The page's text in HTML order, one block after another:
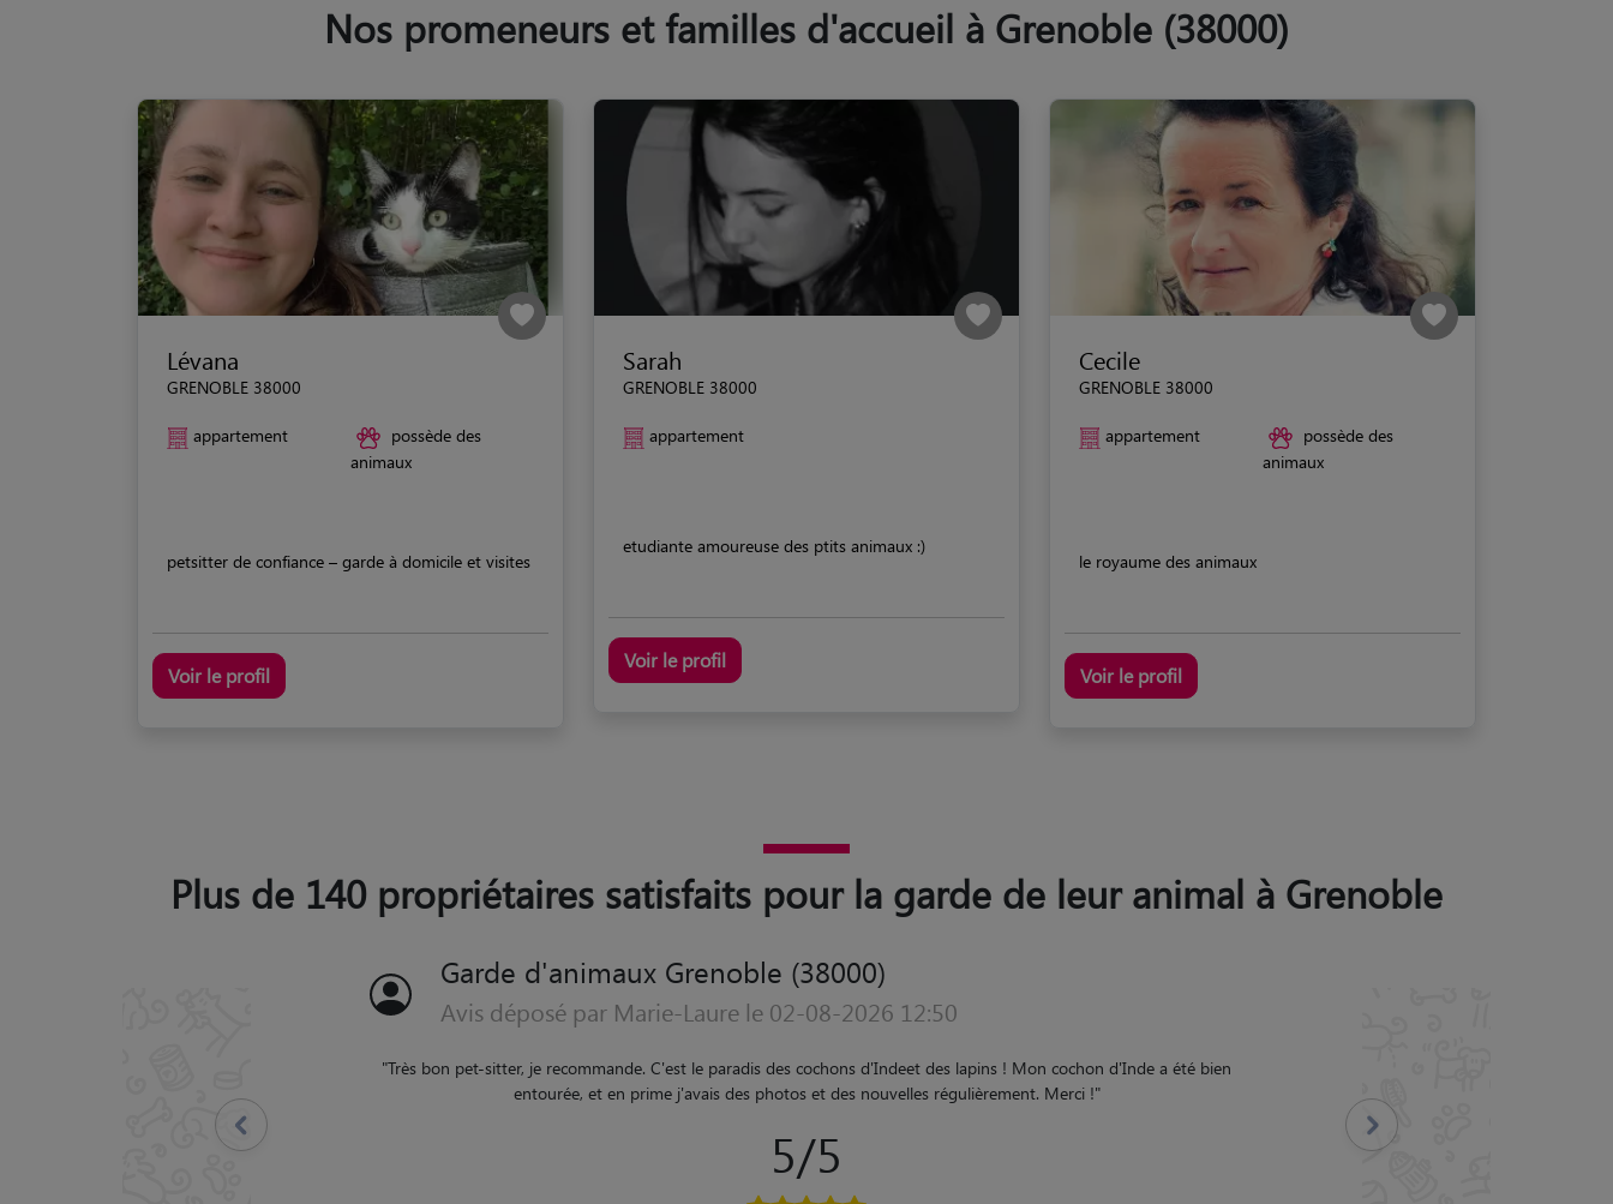
Nos promeneurs et familles d'accueil à Grenoble (38000)
Lévana
GRENOBLE 38000
appartement
possède des
animaux
petsitter de confiance – garde à domicile et visites
Voir le profil
Sarah
GRENOBLE 38000
appartement
etudiante amoureuse des ptits animaux :)
Voir le profil
Cecile
GRENOBLE 38000
appartement
possède des
animaux
le royaume des animaux
Voir le profil
Plus de 140 propriétaires satisfaits pour la garde de leur animal à Grenoble
Garde d'animaux Grenoble (38000)
Avis déposé par Susanne le 31-07-2026 15:35
" Super ! Tout était parfait avec Louise. J'ai retrouvé mes deux chats adorés en pleine forme. Merci à Louise !
5/5